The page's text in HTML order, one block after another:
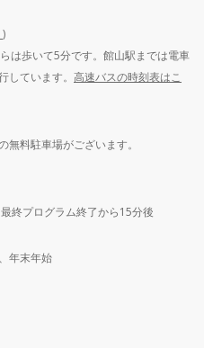
)
は歩いて5分です。館山駅までは電車
しています。 高速バスの時刻表はこ
料駐車場がございます。
終プログラム終了から15分後
年末年始